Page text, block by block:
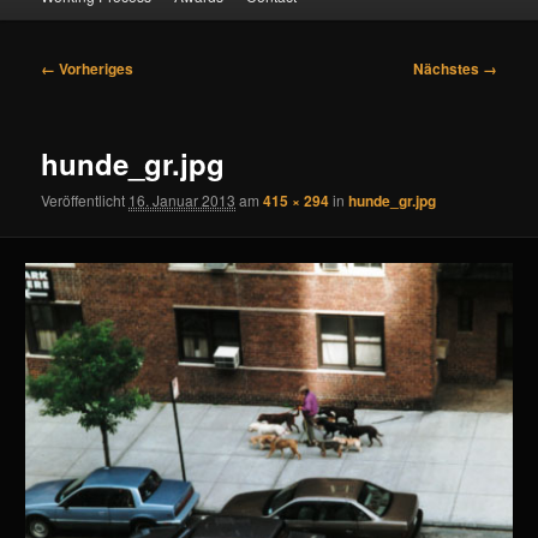
Bilder-
← Vorheriges Nächstes →
hunde_gr.jpg
Veröffentlicht 16. Januar 2013 am415 × 294inhunde_gr.jpg